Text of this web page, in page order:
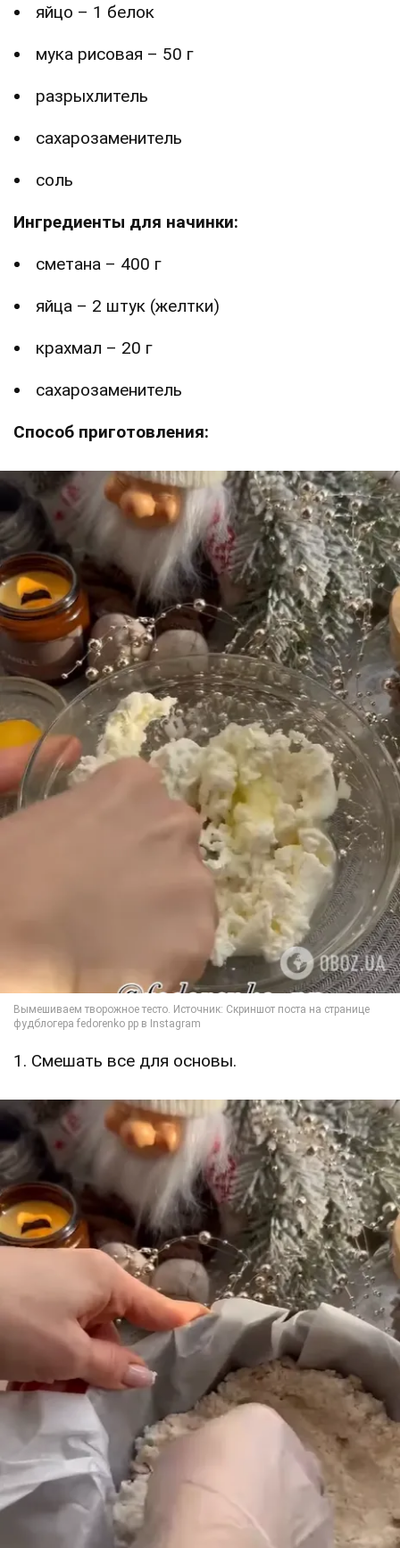
яйцо – 1 белок
мука рисовая – 50 г
разрыхлитель
сахарозаменитель
соль
Ингредиенты для начинки:
сметана – 400 г
яйца – 2 штук (желтки)
крахмал – 20 г
сахарозаменитель
Способ приготовления:
1. Смешать все для основы.